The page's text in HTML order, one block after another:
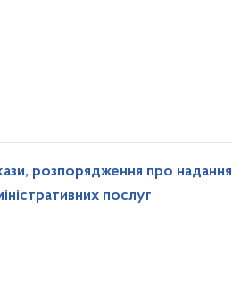
розпорядження про надання
послуг